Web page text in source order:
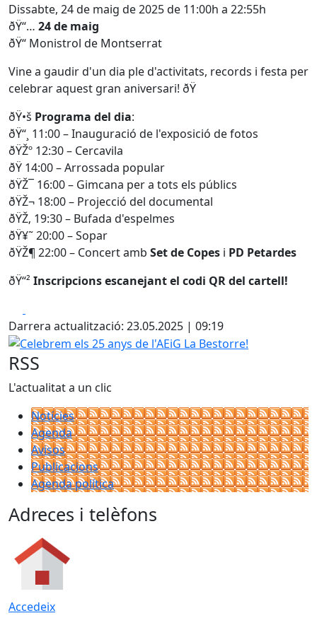
Dissabte, 24 de maig de 2025 de 11:00h a 22:55h
ðŸ“… 24 de maig
ðŸ“ Monistrol de Montserrat
Vine a gaudir d'un dia ple d'activitats, records i festa per
celebrar aquest gran aniversari! ðŸ
ðŸ•š Programa del dia:
ðŸ“¸ 11:00 – Inauguració de l'exposició de fotos
ðŸŽº 12:30 – Cercavila
ðŸ 14:00 – Arrossada popular
ðŸŽ¯ 16:00 – Gimcana per a tots els públics
ðŸŽ¬ 18:00 – Projecció del documental
ðŸŽ‚ 19:30 – Bufada d'espelmes
ðŸ¥˜ 20:00 – Sopar
ðŸŽ¶ 22:00 – Concert amb Set de Copes i PD Petardes
ðŸ“² Inscripcions escanejant el codi QR del cartell!
Darrera actualització: 23.05.2025 | 09:19
Celebrem els 25 anys de l'AEiG La Bestorre!
RSS
L'actualitat a un clic
Notícies
Agenda
Avisos
Publicacions
Agenda política
Adreces i telèfons
Accedeix